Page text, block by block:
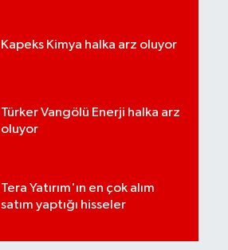
Kapeks Kimya halka arz oluyor
Türker Vangölü Enerji halka arz
oluyor
Tera Yatırım'ın en çok alım
satım yaptığı hisseler